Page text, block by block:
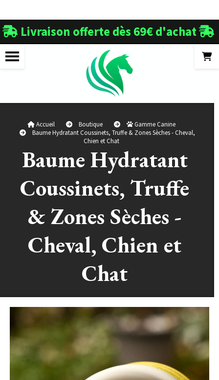
 Livraison offerte dès 69€ d'achat 
Accueil Boutique
Gamme Canine
Baume Hydratant Coussinets, Truffe & Zones Sèches - Cheval,
Chien et Chat
Baume Hydratant
Coussinets, Truffe
& Zones Sèches -
Cheval, Chien et
Chat